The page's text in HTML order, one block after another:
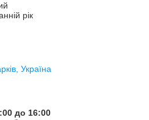
рік
Україна
до 16:00